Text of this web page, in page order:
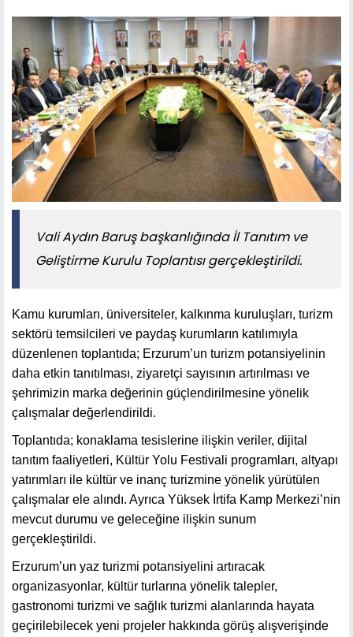
Vali Aydın Baruş başkanlığında İl Tanıtım ve
Geliştirme Kurulu Toplantısı gerçekleştirildi.
Kamu kurumları, üniversiteler, kalkınma kuruluşları, turizm
sektörü temsilcileri ve paydaş kurumların katılımıyla
düzenlenen toplantıda; Erzurum’un turizm potansiyelinin
daha etkin tanıtılması, ziyaretçi sayısının artırılması ve
şehrimizin marka değerinin güçlendirilmesine yönelik
çalışmalar değerlendirildi.
Toplantıda; konaklama tesislerine ilişkin veriler, dijital
tanıtım faaliyetleri, Kültür Yolu Festivali programları, altyapı
yatırımları ile kültür ve inanç turizmine yönelik yürütülen
çalışmalar ele alındı. Ayrıca Yüksek İrtifa Kamp Merkezi’nin
mevcut durumu ve geleceğine ilişkin sunum
gerçekleştirildi.
Erzurum’un yaz turizmi potansiyelini artıracak
organizasyonlar, kültür turlarına yönelik talepler,
gastronomi turizmi ve sağlık turizmi alanlarında hayata
geçirilebilecek yeni projeler hakkında görüş alışverişinde